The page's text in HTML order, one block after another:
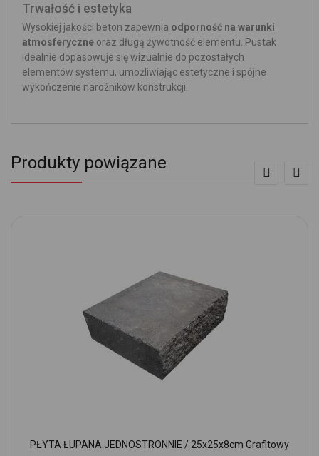
Trwałość i estetyka
Wysokiej jakości beton zapewnia odporność na warunki
atmosferyczne oraz długą żywotność elementu. Pustak
idealnie dopasowuje się wizualnie do pozostałych
elementów systemu, umożliwiając estetyczne i spójne
wykończenie narożników konstrukcji.
Produkty powiązane
PŁYTA ŁUPANA JEDNOSTRONNIE / 25x25x8cm Grafitowy